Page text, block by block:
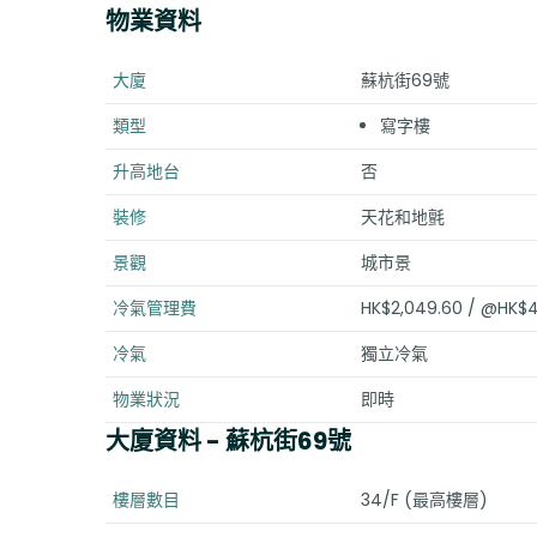
物業資料
大廈
蘇杭街69號
類型
寫字樓
升高地台
否
裝修
天花和地氈
景觀
城市景
冷氣管理費
HK$2,049.60 /
冷氣
獨立冷氣
物業狀況
即時
大廈資料- 蘇杭街69號
樓層數目
34/F (最高樓層)